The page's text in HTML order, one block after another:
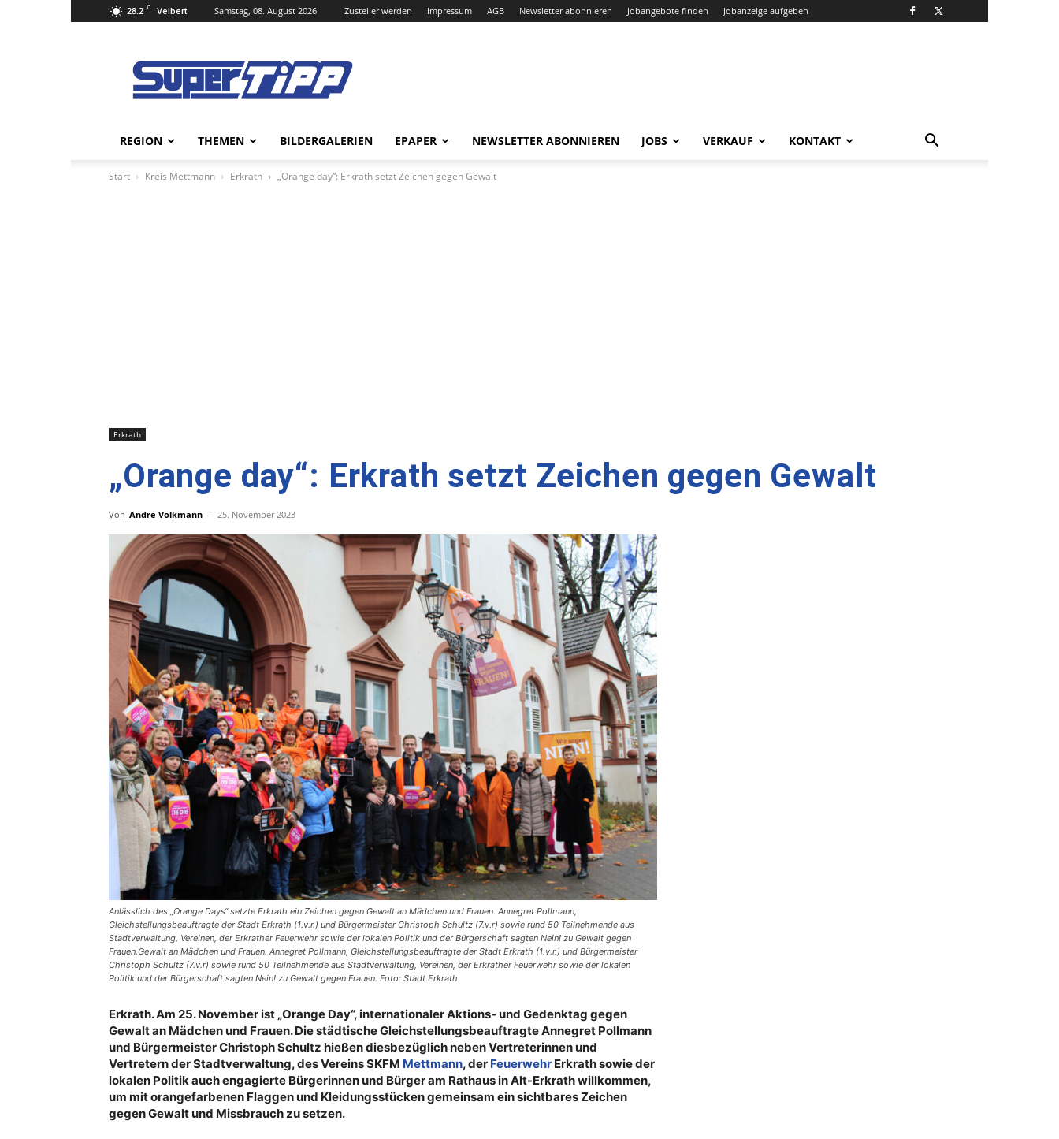
28.2 C Velbert Samstag, 08. August 2026 Zusteller werden Impressum AGB Newsletter abonnieren Jobangebote finden Jobanzeige aufgeben
Tipp
Online
REGION THEMEN BILDERGALERIEN EPAPER NEWSLETTER ABONNIEREN JOBS VERKAUF KONTAKT
Start Kreis Mettmann Erkrath „Orange day“: Erkrath setzt Zeichen gegen Gewalt
Erkrath
„Orange day“: Erkrath setzt Zeichen gegen Gewalt
Von Andre Volkmann - 25. November 2023
Anlässlich des „Orange Days“ setzte Erkrath ein Zeichen gegen Gewalt an Mädchen und Frauen. Annegret Pollmann,
Gleichstellungsbeauftragte der Stadt Erkrath (1.v.r.) und Bürgermeister Christoph Schultz (7.v.r) sowie rund 50 Teilnehmende aus
Stadtverwaltung, Vereinen, der Erkrather Feuerwehr sowie der lokalen Politik und der Bürgerschaft sagten Nein! zu Gewalt gegen
Frauen.Gewalt an Mädchen und Frauen. Annegret Pollmann, Gleichstellungsbeauftragte der Stadt Erkrath (1.v.r.) und Bürgermeister
Christoph Schultz (7.v.r) sowie rund 50 Teilnehmende aus Stadtverwaltung, Vereinen, der Erkrather Feuerwehr sowie der lokalen
Politik und der Bürgerschaft sagten Nein! zu Gewalt gegen Frauen. Foto: Stadt Erkrath
Erkrath. Am 25. November ist „Orange Day“, internationaler Aktions- und Gedenktag gegen
Gewalt an Mädchen und Frauen. Die städtische Gleichstellungsbeauftragte Annegret Pollmann
und Bürgermeister Christoph Schultz hießen diesbezüglich neben Vertreterinnen und
Vertretern der Stadtverwaltung, des Vereins SKFM Mettmann, der Feuerwehr Erkrath sowie der
lokalen Politik auch engagierte Bürgerinnen und Bürger am Rathaus in Alt-Erkrath willkommen,
um mit orangefarbenen Flaggen und Kleidungsstücken gemeinsam ein sichtbares Zeichen
gegen Gewalt und Missbrauch zu setzen.